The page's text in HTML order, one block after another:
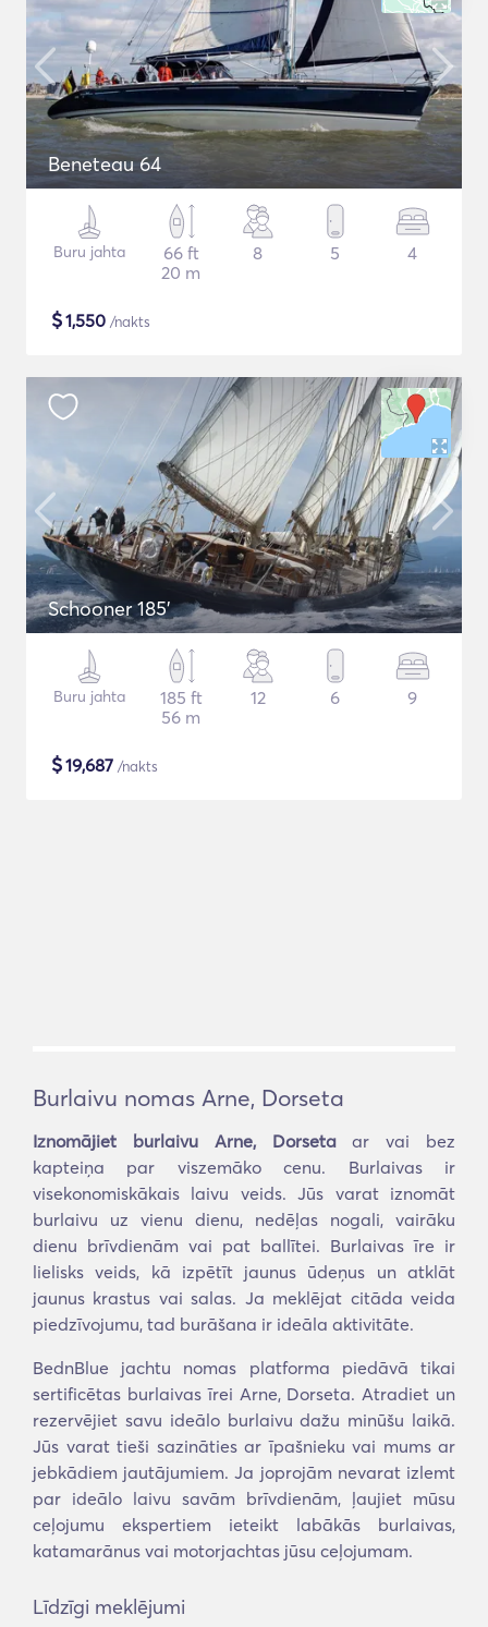
Beneteau 64
Buru jahta
66 ft
20 m
8 5 4
$1,550 /nakts
Schooner 185'
Buru jahta
185 ft
56 m
12 6 9
$19,687 /nakts
Burlaivu nomas Arne, Dorseta
Iznomājiet burlaivu Arne, Dorsetaar vai bez
kapteiņa par viszemāko cenu. Burlaivas ir
visekonomiskākais laivu veids. Jūs varat iznomāt
burlaivu uz vienu dienu, nedēļas nogali, vairāku
dienu brīvdienām vai pat ballītei. Burlaivas īre ir
lielisks veids, kā izpētīt jaunus ūdeņus un atklāt
jaunus krastus vai salas. Ja meklējat citāda veida
piedzīvojumu, tad burāšana ir ideāla aktivitāte.
BednBlue jachtu nomas platforma piedāvā tikai
sertificētas burlaivas īrei Arne, Dorseta. Atradiet un
rezervējiet savu ideālo burlaivu dažu minūšu laikā.
Jūs varat tieši sazināties ar īpašnieku vai mums ar
jebkādiem jautājumiem. Ja joprojām nevarat izlemt
par ideālo laivu savām brīvdienām, ļaujiet mūsu
ceļojumu ekspertiem ieteikt labākās burlaivas,
katamarānus vai motorjachtas jūsu ceļojumam.
Līdzīgi meklējumi